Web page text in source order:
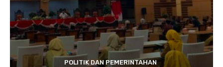
POLITIK DAN PEMERINTAHAN